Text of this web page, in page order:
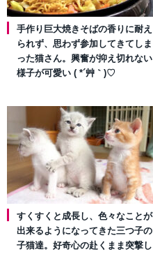
手作り巨大焼きそばの香りに耐え
られず、思わず参加してきてしま
った猫さん。興奮が抑え切れない
様子が可愛い ( *´艸｀)♡
すくすくと成長し、色々なことが
出来るようになってきた三つ子の
子猫達。好奇心の赴くまま突撃し